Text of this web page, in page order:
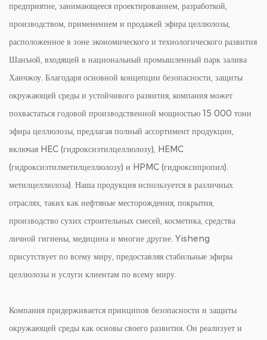
предприятие, занимающееся проектированием, разработкой,
производством, применением и продажей эфира целлюлозы,
расположенное в зоне экономического и технологического развития
Шанъюй, входящей в национальный промышленный парк залива
Ханчжоу. Благодаря основной концепции безопасности, защиты
окружающей среды и устойчивого развития, компания может
похвастаться годовой производственной мощностью 15 000 тонн
эфира целлюлозы, предлагая полный ассортимент продукции,
включая HEC (гидроксиэтилцеллюлозу), HEMC
(гидроксиэтилметилцеллюлозу) и HPMC (гидроксипропил).
метилцеллюлоза). Наша продукция используется в различных
отраслях, таких как нефтяные месторождения, покрытия,
производство сухих строительных смесей, косметика, средства
личной гигиены, медицина и многие другие. Yisheng
присутствует по всему миру, предоставляя стабильные эфиры
целлюлозы и услуги клиентам по всему миру.
Компания придерживается принципов безопасности и защиты
окружающей среды как основы своего развития. Он реализует и